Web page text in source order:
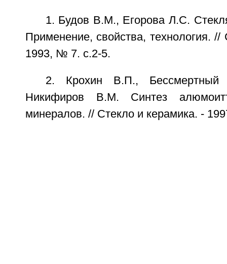
1. Будов В.М., Егорова Л.С.
Применение, свойства, технология.
1993, № 7. с.2-5.
2. Крохин В.П.,
Никифиров В.М. Синтез
минералов. // Стекло и керамика. -